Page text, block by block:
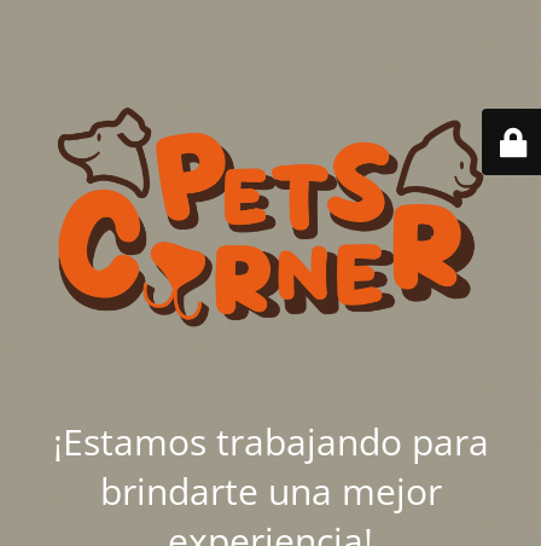
¡Estamos trabajando para
brindarte una mejor